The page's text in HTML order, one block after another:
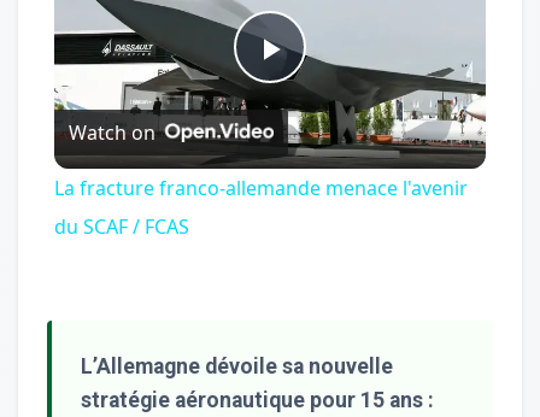
Play
Video
Watch on
La fracture franco-allemande menace l'avenir
du SCAF / FCAS
L’Allemagne dévoile sa nouvelle
stratégie aéronautique pour 15 ans :